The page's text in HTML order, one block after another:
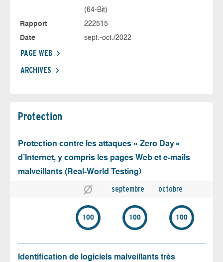
(64-Bit)
Rapport
222515
Date
sept.-oct./2022
PAGE WEB
ARCHIVES
Protection
Protection contre les attaques « Zero Day »
d’Internet, y compris les pages Web et e-mails
malveillants (Real-World Testing)
septembre octobre
100 100 100
Identification de logiciels malveillants très